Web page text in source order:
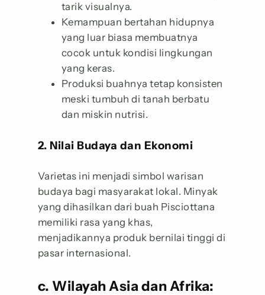
tarik visualnya.
Kemampuan bertahan hidupnya
yang luar biasa membuatnya
cocok untuk kondisi lingkungan
yang keras.
Produksi buahnya tetap konsisten
meski tumbuh di tanah berbatu
dan miskin nutrisi.
2. Nilai Budaya dan Ekonomi
Varietas ini menjadi simbol warisan
budaya bagi masyarakat lokal. Minyak
yang dihasilkan dari buah Pisciottana
memiliki rasa yang khas,
menjadikannya produk bernilai tinggi di
pasar internasional.
c. Wilayah Asia dan Afrika: